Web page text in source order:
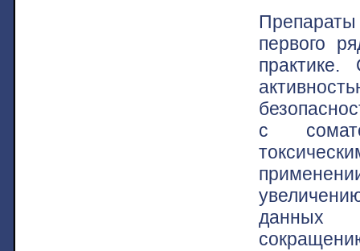
первого
практике.
с
данных